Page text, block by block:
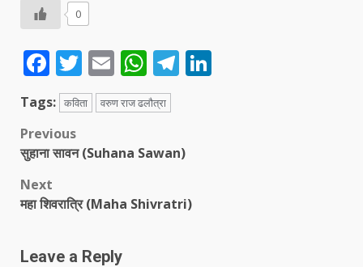
0
Facebook
Twitter
EmailWhatsApp
Telegram
Tags: कविता वरुण राज ढलौत्रा
Post
navigation
Previous
सुहाना सावन (Suhana Sawan)
Next
महा शिवरात्रि (Maha Shivratri)
Leave a Reply